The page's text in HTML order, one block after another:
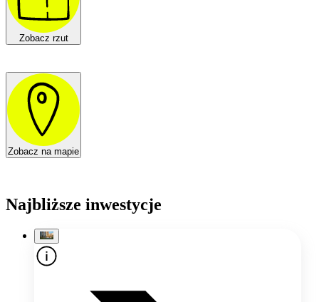
Zobacz rzut
Zobacz na mapie
Najbliższe inwestycje